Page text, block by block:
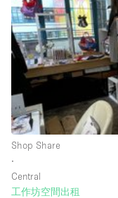
Container
Creative Space
Event Space
Hall
Mansion / House
Shop Share
∙
Central
工作坊空間出租